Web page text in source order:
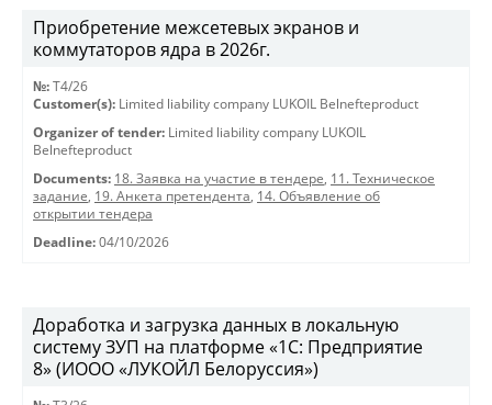
Приобретение межсетевых экранов и
коммутаторов ядра в 2026г.
№: T4/26
Customer(s): Limited liability company LUKOIL Belnefteproduct
Organizer of tender: Limited liability company LUKOIL
Belnefteproduct
Documents: 18. Заявка на участие в тендере, 11. Техническое
задание, 19. Анкета претендента, 14. Объявление об
открытии тендера
Deadline: 04/10/2026
Доработка и загрузка данных в локальную
систему ЗУП на платформе «1С: Предприятие
8» (ИООО «ЛУКОЙЛ Белоруссия»)